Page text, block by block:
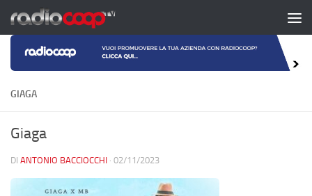
Salta al contenuto
GIAGA
Giaga
DI ANTONIO BACCIOCCHI · 02/11/2023